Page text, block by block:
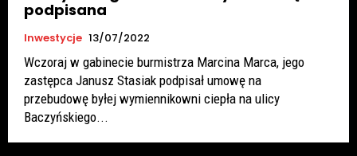
podpisana
Inwestycje 13/07/2022
Wczoraj w gabinecie burmistrza Marcina Marca, jego
zastępca Janusz Stasiak podpisał umowę na
przebudowę byłej wymiennikowni ciepła na ulicy
Baczyńskiego...